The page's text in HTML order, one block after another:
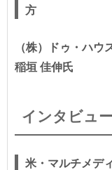
方
（株）ドゥ・ハウ
稲垣 佳伸氏
インタビュー
米・マルチメデ